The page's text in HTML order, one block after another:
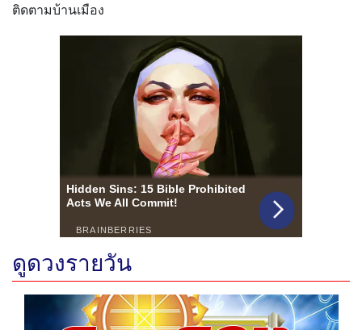
ติดตามบ้านเมือง
ดูดวงรายวัน